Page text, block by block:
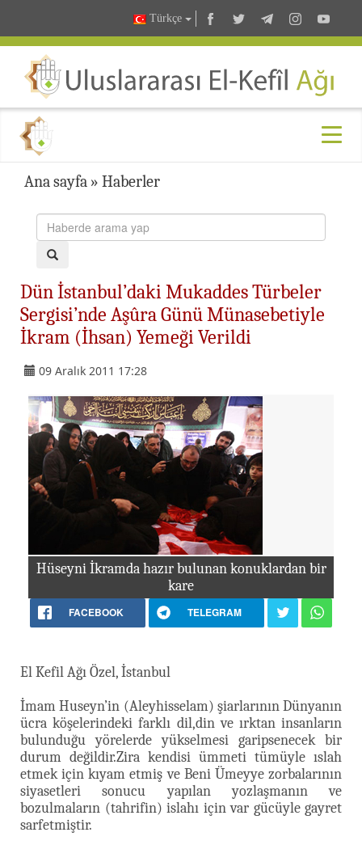
Türkçe
Ana sayfa » Haberler
Dün İstanbul’daki Mukaddes Türbeler
Sergisi’nde Aşûra Günü Münasebetiyle
İkram (İhsan) Yemeği Verildi
09 Aralık 2011 17:28
Hüseyni İkramda hazır bulunan konuklardan bir
kare
FACEBOOK TELEGRAM
El Kefil Ağı Özel, İstanbul
İmam Huseyn’in (Aleyhisselam) şiarlarının Dünyanın
ücra köşelerindeki farklı dil,din ve ırktan insanların
bulunduğu yörelerde yükselmesi garipsenecek bir
durum değildir.Zira kendisi ümmeti tümüyle ıslah
etmek için kıyam etmiş ve Beni Ümeyye zorbalarının
siyasetleri sonucu yapılan yozlaşmanın ve
bozulmaların (tahrifin) islahı için var gücüyle gayret
sarfetmiştir.